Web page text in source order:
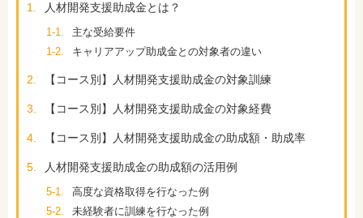
1. 人材開発支援助成金とは？
1-1.
主な受給要件
1-2.
キャリアアップ助成金との対象者の違い
2. 【コース別】人材開発支援助成金の対象訓練
3. 【コース別】人材開発支援助成金の対象経費
4. 【コース別】人材開発支援助成金の助成額・助成率
5. 人材開発支援助成金の助成額の活用例
5-1.
高度な資格取得を行なった例
5-2.
未経験者に訓練を行なった例